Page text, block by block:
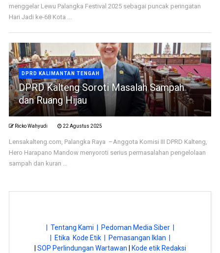
menggelar Lewu Palangka Festival 2025 sebagai puncak peringatan
Hari Jadi ke-68 Kota ...
DPRD KALIMANTAN TENGAH
DPRD Kalteng Soroti Masalah Sampah
dan Ruang Hijau
Ricko Wahyudi 22 Agustus 2025
Lensakalteng.com, Palangka Raya –Anggota Komisi III DPRD Kalteng,
Hero Harapano Mandow menyoroti serius permasalahan pengelolaan
sampah dan kuran ...
| Tentang Kami |
Pedoman Media Siber |
| Etika Kode Etik |
Pemasangan Iklan |
SOP Perlindungan Wartawan
Kode etik Redaksi